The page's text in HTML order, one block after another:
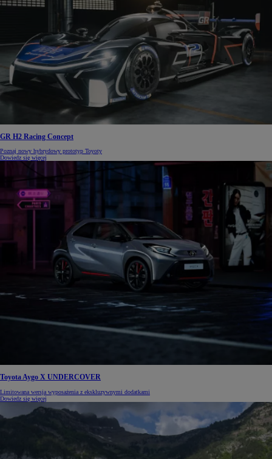
GR H2 Racing Concept
Poznaj nowy hybrydowy prototyp Toyoty
Dowiedz się więcej
Toyota Aygo X UNDERCOVER
Limitowana wersja wyposażenia z ekskluzywnymi dodatkami
Dowiedz się więcej